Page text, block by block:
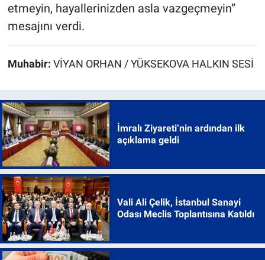
etmeyin, hayallerinizden asla vazgeçmeyin”
mesajını verdi.
Muhabir: VİYAN ORHAN / YÜKSEKOVA HALKIN SESİ
İmralı Ziyareti’nin ardından ilk
açıklama geldi
Vali Ali Çelik, İstanbul Sanayi
Odası Meclis Toplantısına Katıldı